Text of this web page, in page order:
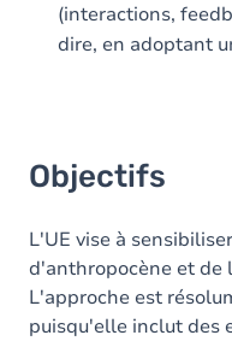
(interactions,
dire, en adoptant
Objectifs
L'UE vise à
d'anthropocène et de
L'approche est
puisqu'elle inclut des